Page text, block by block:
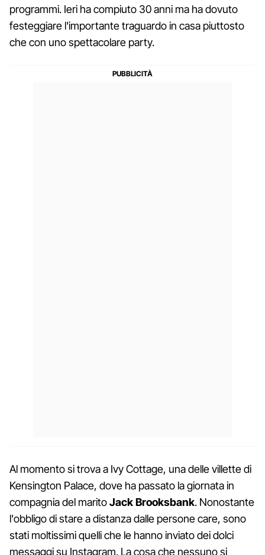
programmi. Ieri ha compiuto 30 anni ma ha dovuto
festeggiare l'importante traguardo in casa piuttosto
che con uno spettacolare party.
Al momento si trova a Ivy Cottage, una delle villette di
Kensington Palace, dove ha passato la giornata in
compagnia del maritoJack Brooksbank. Nonostante
l'obbligo di stare a distanza dalle persone care, sono
stati moltissimi quelli che le hanno inviato dei dolci
messaggi su Instagram. La cosa che nessuno si